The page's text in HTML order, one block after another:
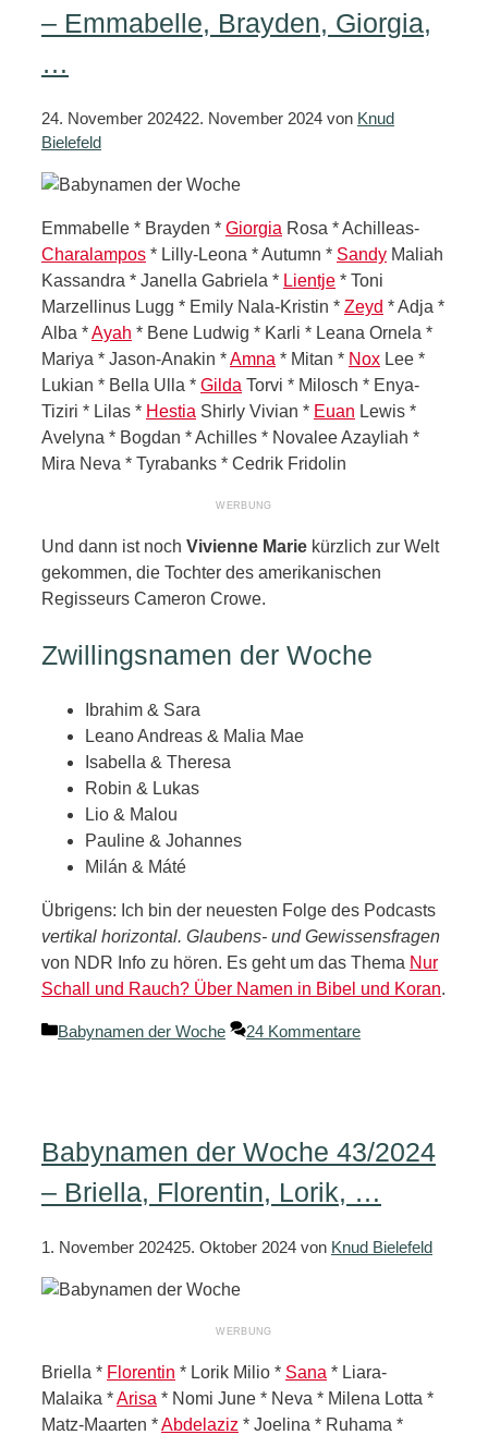
– Emmabelle, Brayden, Giorgia,
…
24. November 202422. November 2024 von Knud
Bielefeld
Emmabelle * Brayden * Giorgia Rosa * Achilleas-
Charalampos * Lilly-Leona * Autumn * Sandy Maliah
Kassandra * Janella Gabriela * Lientje * Toni
Marzellinus Lugg * Emily Nala-Kristin * Zeyd * Adja *
Alba *Ayah * Bene Ludwig * Karli * Leana Ornela *
Mariya * Jason-Anakin *Amna * Mitan * Nox Lee *
Lukian * Bella Ulla * Gilda Torvi * Milosch * Enya-
Tiziri * Lilas * Hestia Shirly Vivian * Euan Lewis *
Avelyna * Bogdan * Achilles * Novalee Azayliah *
Mira Neva * Tyrabanks * Cedrik Fridolin
Und dann ist noch Vivienne Marie kürzlich zur Welt
gekommen, die Tochter des amerikanischen
Regisseurs Cameron Crowe.
Zwillingsnamen der Woche
Ibrahim & Sara
Leano Andreas & Malia Mae
Isabella & Theresa
Robin & Lukas
Lio & Malou
Pauline & Johannes
Milán & Máté
Übrigens: Ich bin der neuesten Folge des Podcasts
vertikal horizontal. Glaubens- und Gewissensfragen
von NDR Info zu hören. Es geht um das Thema Nur
Schall und Rauch? Über Namen in Bibel und Koran.
Kategorien
Babynamen der Woche 24 Kommentare
Babynamen der Woche 43/2024
– Briella, Florentin, Lorik, …
1. November 202425. Oktober 2024 von Knud Bielefeld
Briella * Florentin * Lorik Milio * Sana * Liara-
Malaika *Arisa * Nomi June * Neva * Milena Lotta *
Matz-Maarten *Abdelaziz * Joelina * Ruhama *